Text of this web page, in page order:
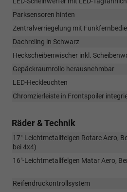
Parksensoren hinten
Zentralverriegelung mit
Dachreling in Schwarz
Heckscheibenwischer inkl.
Gepäckraumrollo herausnehmbar
LED-Heckleuchten
Chromzierleiste in Frontspoiler
Räder & Technik
17"-Leichtmetallfelgen Rotare Aero,
bei 4x4)
16"-Leichtmetallfelgen Matar Aero,
Reifendruckontrollsystem